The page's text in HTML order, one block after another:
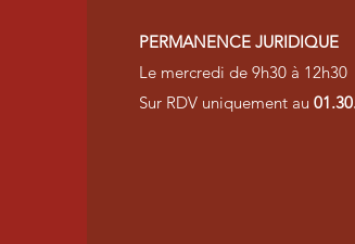
PERMANENCE JURIDIQUE
Le mercredi de 9h30 à 12h30
Sur RDV uniquement au